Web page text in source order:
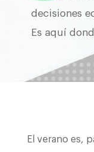
decisiones
Es aquí
El verano es,